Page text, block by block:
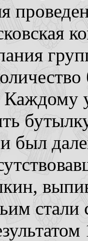
Каждому
и был
стали